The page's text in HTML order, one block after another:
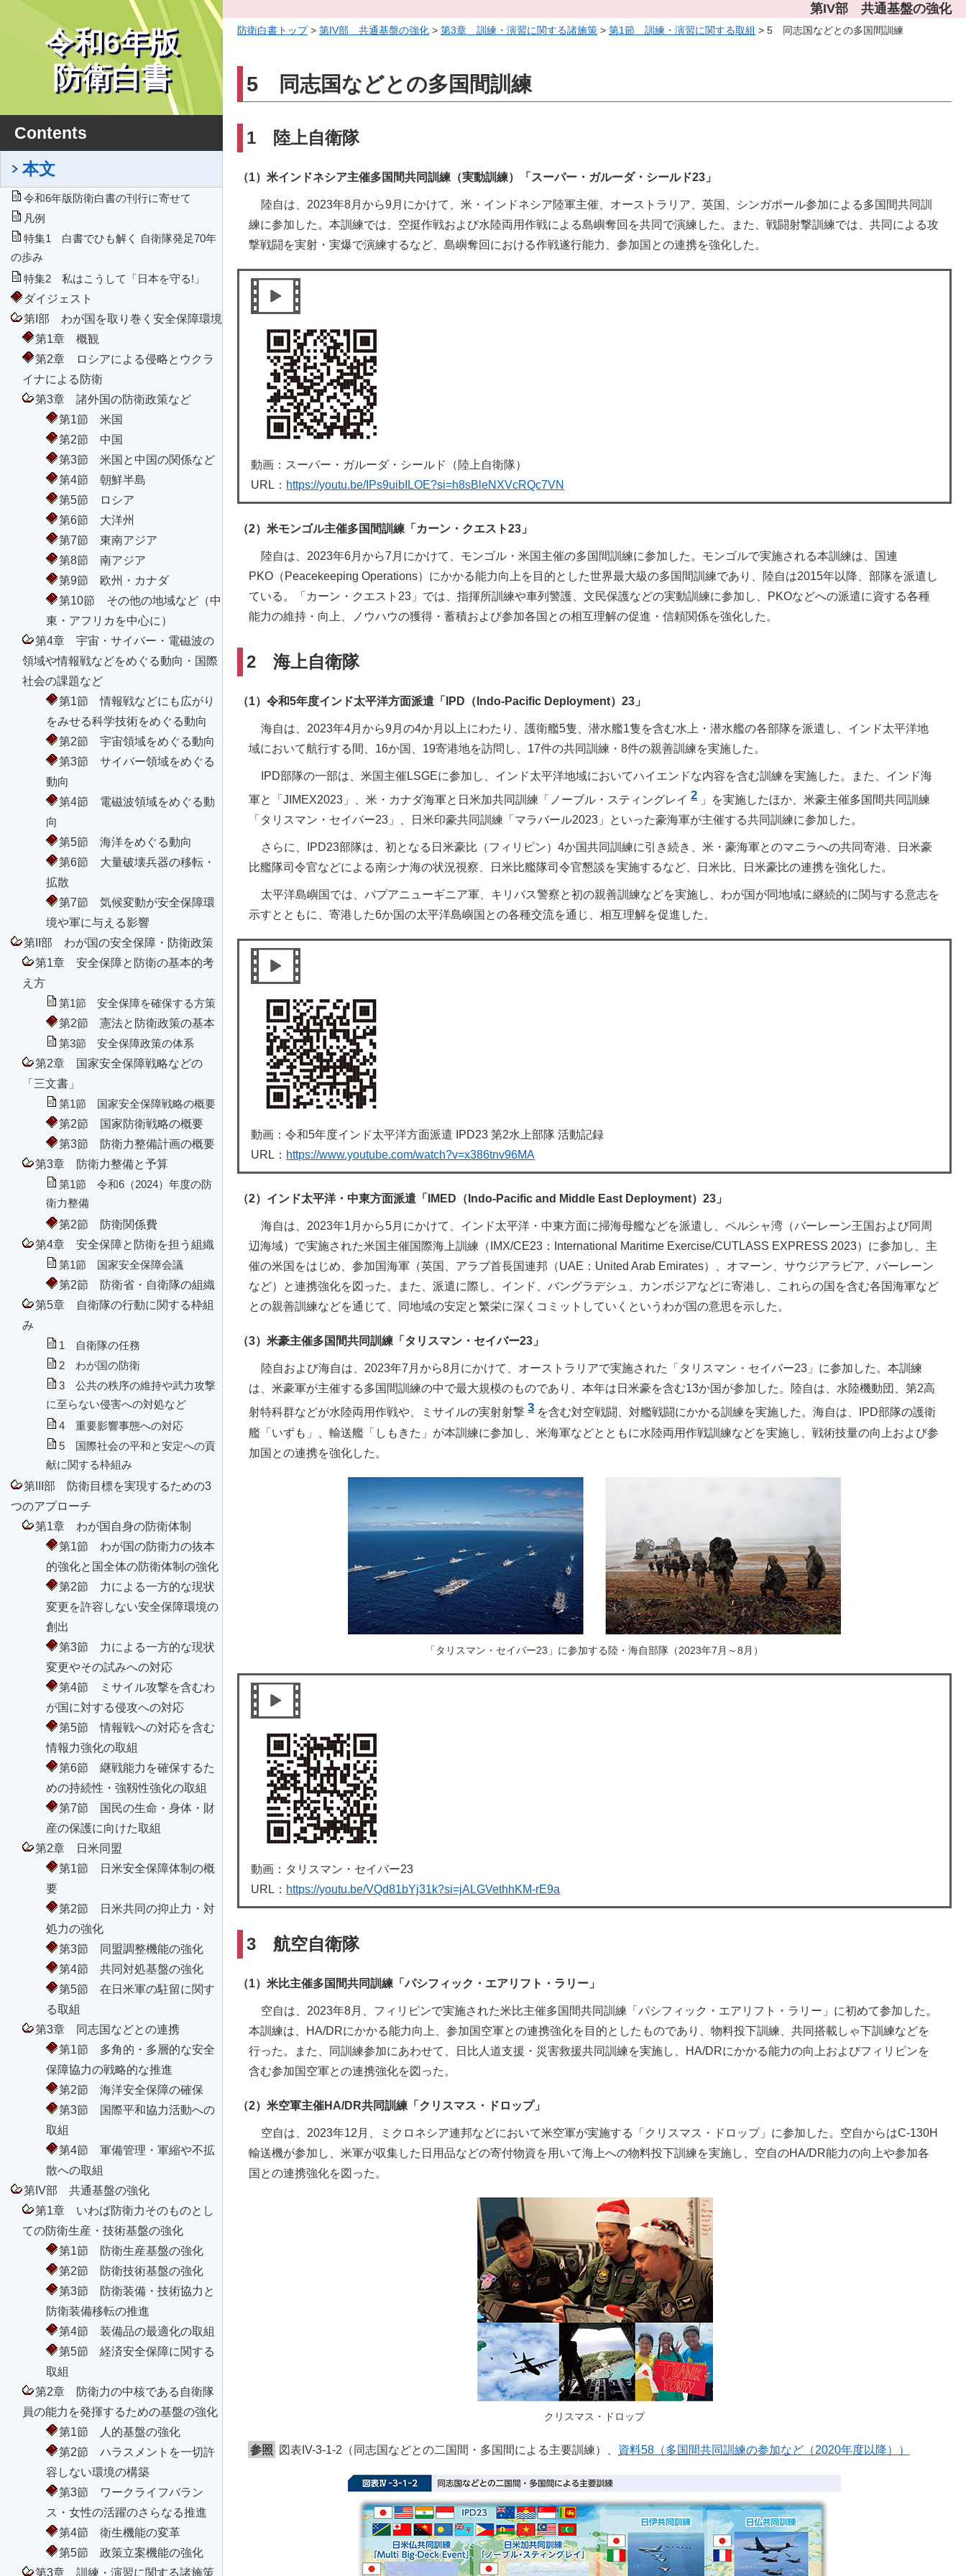
令和6年版
防衛白書
Contents
本文
令和6年版防衛白書の刊行に寄せて
凡例
特集1 白書でひも解く 自衛隊発足70年
の歩み
特集2 私はこうして「日本を守る!」
ダイジェスト
第I部 わが国を取り巻く安全保障環境
第1章 概観
第2章 ロシアによる侵略とウクラ
イナによる防衛
第3章 諸外国の防衛政策など
第1節 米国
第2節 中国
第3節 米国と中国の関係など
第4節 朝鮮半島
第5節 ロシア
第6節 大洋州
第7節 東南アジア
第8節 南アジア
第9節 欧州・カナダ
第10節 その他の地域など（中
東・アフリカを中心に）
第4章 宇宙・サイバー・電磁波の
領域や情報戦などをめぐる動向・国際
社会の課題など
第1節 情報戦などにも広がり
をみせる科学技術をめぐる動向
第2節 宇宙領域をめぐる動向
第3節 サイバー領域をめぐる
動向
第4節 電磁波領域をめぐる動
向
第5節 海洋をめぐる動向
第6節 大量破壊兵器の移転・
拡散
第7節 気候変動が安全保障環
境や軍に与える影響
第II部 わが国の安全保障・防衛政策
第1章 安全保障と防衛の基本的考
え方
第1節 安全保障を確保する方策
第2節 憲法と防衛政策の基本
第3節 安全保障政策の体系
第2章 国家安全保障戦略などの
「三文書」
第1節 国家安全保障戦略の概要
第2節 国家防衛戦略の概要
第3節 防衛力整備計画の概要
第3章 防衛力整備と予算
第1節 令和6（2024）年度の防
衛力整備
第2節 防衛関係費
第4章 安全保障と防衛を担う組織
第1節 国家安全保障会議
第2節 防衛省・自衛隊の組織
第5章 自衛隊の行動に関する枠組
み
1 自衛隊の任務
2 わが国の防衛
3 公共の秩序の維持や武力攻撃
に至らない侵害への対処など
4 重要影響事態への対応
5 国際社会の平和と安定への貢
献に関する枠組み
第III部 防衛目標を実現するための3
つのアプローチ
第1章 わが国自身の防衛体制
第1節 わが国の防衛力の抜本
的強化と国全体の防衛体制の強化
第2節 力による一方的な現状
変更を許容しない安全保障環境の
創出
第3節 力による一方的な現状
変更やその試みへの対応
第4節 ミサイル攻撃を含むわ
が国に対する侵攻への対応
第5節 情報戦への対応を含む
情報力強化の取組
第6節 継戦能力を確保するた
めの持続性・強靱性強化の取組
第7節 国民の生命・身体・財
産の保護に向けた取組
第2章 日米同盟
第1節 日米安全保障体制の概
要
第2節 日米共同の抑止力・対
処力の強化
第3節 同盟調整機能の強化
第4節 共同対処基盤の強化
第5節 在日米軍の駐留に関す
る取組
第3章 同志国などとの連携
第1節 多角的・多層的な安全
保障協力の戦略的な推進
第2節 海洋安全保障の確保
第3節 国際平和協力活動への
取組
第4節 軍備管理・軍縮や不拡
散への取組
第IV部 共通基盤の強化
第1章 いわば防衛力そのものとし
ての防衛生産・技術基盤の強化
第1節 防衛生産基盤の強化
第2節 防衛技術基盤の強化
第3節 防衛装備・技術協力と
防衛装備移転の推進
第4節 装備品の最適化の取組
第5節 経済安全保障に関する
取組
第2章 防衛力の中核である自衛隊
員の能力を発揮するための基盤の強化
第1節 人的基盤の強化
第2節 ハラスメントを一切許
容しない環境の構築
第3節 ワークライフバラン
ス・女性の活躍のさらなる推進
第4節 衛生機能の変革
第5節 政策立案機能の強化
第3章 訓練・演習に関する諸施策
第IV部 共通基盤の強化
防衛白書トップ> 第IV部 共通基盤の強化 > 第3章 訓練・演習に関する諸施策 > 第1節 訓練・演習に関する取組 > 5 同志国などとの多国間訓練
5 同志国などとの多国間訓練
1 陸上自衛隊
（1）米インドネシア主催多国間共同訓練（実動訓練）「スーパー・ガルーダ・シールド23」
陸自は、2023年8月から9月にかけて、米・インドネシア陸軍主催、オーストラリア、英国、シンガポール参加による多国間共同訓
練に参加した。本訓練では、空挺作戦および水陸両用作戦による島嶼奪回を共同で演練した。また、戦闘射撃訓練では、共同による攻
撃戦闘を実射・実爆で演練するなど、島嶼奪回における作戦遂行能力、参加国との連携を強化した。
動画：スーパー・ガルーダ・シールド（陸上自衛隊）
URL： https://youtu.be/IPs9uibILOE?si=h8sBleNXVcRQc7VN
（2）米モンゴル主催多国間訓練「カーン・クエスト23」
陸自は、2023年6月から7月にかけて、モンゴル・米国主催の多国間訓練に参加した。モンゴルで実施される本訓練は、国連
PKO（Peacekeeping Operations）にかかる能力向上を目的とした世界最大級の多国間訓練であり、陸自は2015年以降、部隊を派遣し
ている。「カーン・クエスト23」では、指揮所訓練や車列警護、文民保護などの実動訓練に参加し、PKOなどへの派遣に資する各種
能力の維持・向上、ノウハウの獲得・蓄積および参加各国との相互理解の促進・信頼関係を強化した。
2 海上自衛隊
（1）令和5年度インド太平洋方面派遣「IPD（Indo-Pacific Deployment）23」
海自は、2023年4月から9月の4か月以上にわたり、護衛艦5隻、潜水艦1隻を含む水上・潜水艦の各部隊を派遣し、インド太平洋地
域において航行する間、16か国、19寄港地を訪問し、17件の共同訓練・8件の親善訓練を実施した。
IPD部隊の一部は、米国主催LSGEに参加し、インド太平洋地域においてハイエンドな内容を含む訓練を実施した。また、インド海
軍と「JIMEX2023」、米・カナダ海軍と日米加共同訓練「ノーブル・スティングレイ 2 」を実施したほか、米豪主催多国間共同訓練
「タリスマン・セイバー23」、日米印豪共同訓練「マラバール2023」といった豪海軍が主催する共同訓練に参加した。
さらに、IPD23部隊は、初となる日米豪比（フィリピン）4か国共同訓練に引き続き、米・豪海軍とのマニラへの共同寄港、日米豪
比艦隊司令官などによる南シナ海の状況視察、日米比艦隊司令官懇談を実施するなど、日米比、日米豪比の連携を強化した。
太平洋島嶼国では、パプアニューギニア軍、キリバス警察と初の親善訓練などを実施し、わが国が同地域に継続的に関与する意志を
示すとともに、寄港した6か国の太平洋島嶼国との各種交流を通じ、相互理解を促進した。
動画：令和5年度インド太平洋方面派遣 IPD23 第2水上部隊 活動記録
URL： https://www.youtube.com/watch?v=x386tnv96MA
（2）インド太平洋・中東方面派遣「IMED（Indo-Pacific and Middle East Deployment）23」
海自は、2023年1月から5月にかけて、インド太平洋・中東方面に掃海母艦などを派遣し、ペルシャ湾（バーレーン王国および同周
辺海域）で実施された米国主催国際海上訓練（IMX/CE23：International Maritime Exercise/CUTLASS EXPRESS 2023）に参加し、主
催の米国をはじめ、参加国海軍（英国、アラブ首長国連邦（UAE：United Arab Emirates）、オマーン、サウジアラビア、バーレーン
など）と連携強化を図った。また、派遣に際し、インド、バングラデシュ、カンボジアなどに寄港し、これらの国を含む各国海軍など
との親善訓練などを通じて、同地域の安定と繁栄に深くコミットしていくというわが国の意思を示した。
（3）米豪主催多国間共同訓練「タリスマン・セイバー23」
陸自および海自は、2023年7月から8月にかけて、オーストラリアで実施された「タリスマン・セイバー23」に参加した。本訓練
は、米豪軍が主催する多国間訓練の中で最大規模のものであり、本年は日米豪を含む13か国が参加した。陸自は、水陸機動団、第2高
射特科群などが水陸両用作戦や、ミサイルの実射射撃 3 を含む対空戦闘、対艦戦闘にかかる訓練を実施した。海自は、IPD部隊の護衛
艦「いずも」、輸送艦「しもきた」が本訓練に参加し、米海軍などとともに水陸両用作戦訓練などを実施し、戦術技量の向上および参
加国との連携を強化した。
「タリスマン・セイバー23」に参加する陸・海自部隊（2023年7月～8月）
動画：タリスマン・セイバー23
URL： https://youtu.be/VQd81bYj31k?si=jALGVethhKM-rE9a
3 航空自衛隊
（1）米比主催多国間共同訓練「パシフィック・エアリフト・ラリー」
空自は、2023年8月、フィリピンで実施された米比主催多国間共同訓練「パシフィック・エアリフト・ラリー」に初めて参加した。
本訓練は、HA/DRにかかる能力向上、参加国空軍との連携強化を目的としたものであり、物料投下訓練、共同搭載しゃ下訓練などを
行った。また、同訓練参加にあわせて、日比人道支援・災害救援共同訓練を実施し、HA/DRにかかる能力の向上およびフィリピンを
含む参加国空軍との連携強化を図った。
（2）米空軍主催HA/DR共同訓練「クリスマス・ドロップ」
空自は、2023年12月、ミクロネシア連邦などにおいて米空軍が実施する「クリスマス・ドロップ」に参加した。空自からはC-130H
輸送機が参加し、米軍が収集した日用品などの寄付物資を用いて海上への物料投下訓練を実施し、空自のHA/DR能力の向上や参加各
国との連携強化を図った。
クリスマス・ドロップ
参照 図表IV-3-1-2（同志国などとの二国間・多国間による主要訓練）、 資料58（多国間共同訓練の参加など（2020年度以降））